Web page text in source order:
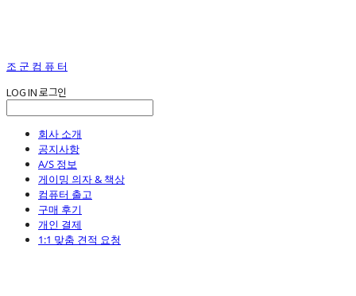
조 군 컴 퓨 터
LOG IN로그인
회사 소개
공지사항
A/S 정보
게이밍 의자 & 책상
컴퓨터 출고
구매 후기
개인 결제
1:1 맞춤 견적 요청